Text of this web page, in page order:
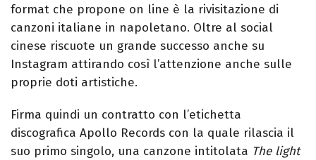
format che propone on line è la rivisitazione di
canzoni italiane in napoletano. Oltre al social
cinese riscuote un grande successo anche su
Instagram attirando così l’attenzione anche sulle
proprie doti artistiche.
Firma quindi un contratto con l’etichetta
discografica Apollo Records con la quale rilascia il
suo primo singolo, una canzone intitolata The light